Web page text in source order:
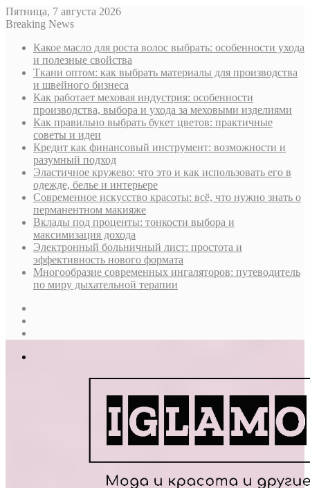
Пятница, 7 августа 2026
Breaking News
Какое масло для роста волос выбрать: особенности ухода
и полезные свойства
Ткани оптом: как выбрать материалы для производства
и швейного бизнеса
Как работает меховая индустрия: особенности
производства, выбора и ухода за меховыми изделиями
Как правильно выбрать букет цветов: практичные
советы и идеи
Кредит как финансовый инструмент: возможности и
разумный подход
Эластичное кружево: что это и как использовать его в
одежде, белье и интерьере
Современное искусство красоты: всё, что нужно знать о
перманентном макияже
Вклады под проценты: тонкости выбора и
максимизация дохода
Электронный больничный лист: простота и
эффективность нового формата
Многообразие современных ингаляторов: путеводитель
по миру дыхательной терапии